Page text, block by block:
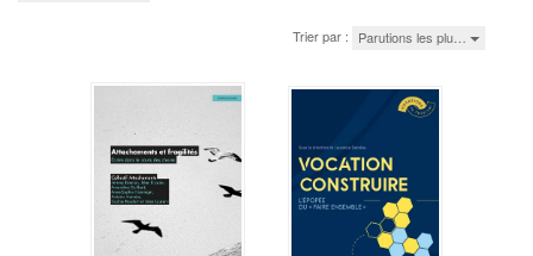
Trier par : Parutions les plu…